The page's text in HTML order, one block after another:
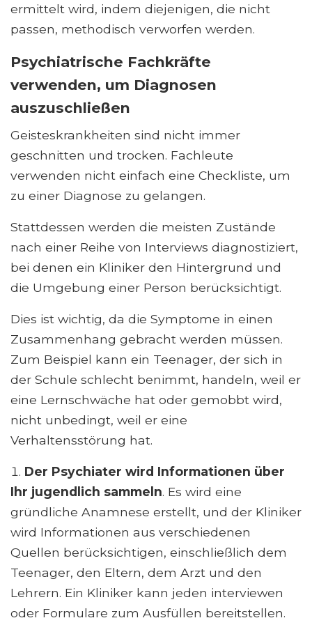
ermittelt wird, indem diejenigen, die nicht
passen, methodisch verworfen werden.
Psychiatrische Fachkräfte
verwenden, um Diagnosen
auszuschließen
Geisteskrankheiten sind nicht immer
geschnitten und trocken. Fachleute
verwenden nicht einfach eine Checkliste, um
zu einer Diagnose zu gelangen.
Stattdessen werden die meisten Zustände
nach einer Reihe von Interviews diagnostiziert,
bei denen ein Kliniker den Hintergrund und
die Umgebung einer Person berücksichtigt.
Dies ist wichtig, da die Symptome in einen
Zusammenhang gebracht werden müssen.
Zum Beispiel kann ein Teenager, der sich in
der Schule schlecht benimmt, handeln, weil er
eine Lernschwäche hat oder gemobbt wird,
nicht unbedingt, weil er eine
Verhaltensstörung hat.
Der Psychiater wird Informationen über
Ihr jugendlich sammeln. Es wird eine
gründliche Anamnese erstellt, und der Kliniker
wird Informationen aus verschiedenen
Quellen berücksichtigen, einschließlich dem
Teenager, den Eltern, dem Arzt und den
Lehrern. Ein Kliniker kann jeden interviewen
oder Formulare zum Ausfüllen bereitstellen.